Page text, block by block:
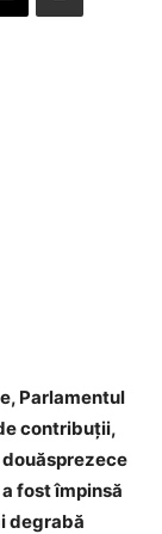
Parlamentul
contribuții,
fost împinsă
degrabă